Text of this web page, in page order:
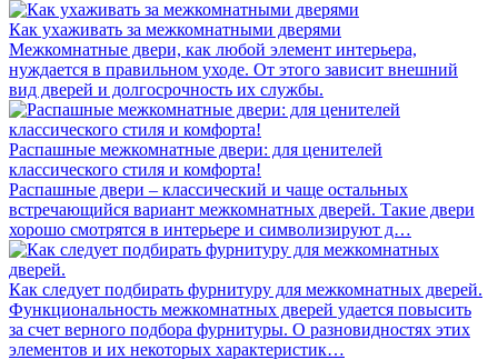
Как ухаживать за межкомнатными дверями
Межкомнатные двери, как любой элемент интерьера,
нуждается в правильном уходе. От этого зависит внешний
вид дверей и долгосрочность их службы.
Распашные межкомнатные двери: для ценителей
классического стиля и комфорта!
Распашные двери – классический и чаще остальных
встречающийся вариант межкомнатных дверей. Такие двери
хорошо смотрятся в интерьере и символизируют д…
Как следует подбирать фурнитуру для межкомнатных дверей.
Функциональность межкомнатных дверей удается повысить
за счет верного подбора фурнитуры. О разновидностях этих
элементов и их некоторых характеристик…